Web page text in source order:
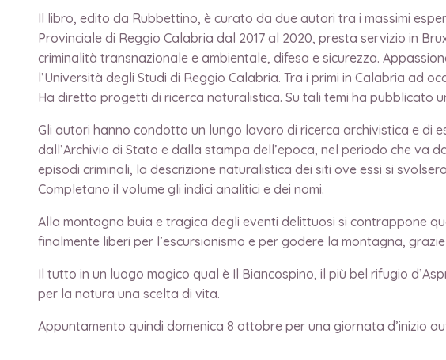
Il libro, edito da Rubbettino, è curato da due autori tra i massimi
Provinciale di Reggio Calabria dal 2017 al 2020, presta servizio in
criminalità transnazionale e ambientale, difesa e sicurezza.
l’Università degli Studi di Reggio Calabria. Tra i primi in Calabria ad
Ha diretto progetti di ricerca naturalistica. Su tali temi ha pubblicato
Gli autori hanno condotto un lungo lavoro di ricerca archivistica e di
dall’Archivio di Stato e dalla stampa dell’epoca, nel periodo che va
episodi criminali, la descrizione naturalistica dei siti ove essi si
Completano il volume gli indici analitici e dei nomi.
Alla montagna buia e tragica degli eventi delittuosi si contrappone
finalmente liberi per l’escursionismo e per godere la montagna,
Il tutto in un luogo magico qual è Il Biancospino, il più bel rifugio
per la natura una scelta di vita.
Appuntamento quindi domenica 8 ottobre per una giornata d’inizio